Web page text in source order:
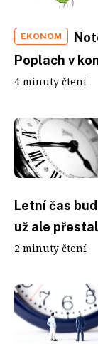
EKONOM
Poplach v
4 minuty čtení
Letní čas
už ale
2 minuty čtení